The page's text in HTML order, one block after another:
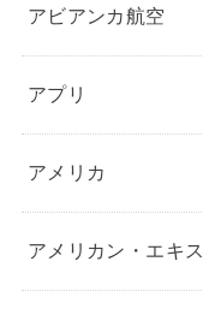
アビアンカ航空
アプリ
アメリカ
アメリカン・エキ